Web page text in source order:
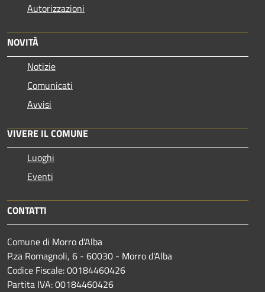
Autorizzazioni
NOVITÀ
Notizie
Comunicati
Avvisi
VIVERE IL COMUNE
Luoghi
Eventi
CONTATTI
Comune di Morro d'Alba
P.za Romagnoli, 6 - 60030 - Morro d'Alba
Codice Fiscale: 00184460426
Partita IVA: 00184460426